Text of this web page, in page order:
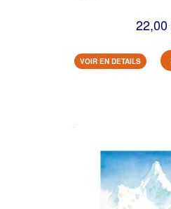
22,00
VOIR EN DETAILS